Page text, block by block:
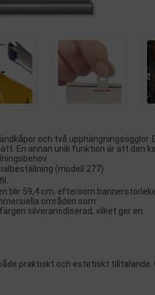
och två upphängningsögglor.
En annan unik funktion är att den
(modell 277).
blir 59,4 cm, eftersom
områden som
silveranodiserad, vilket ger en
praktiskt och estetiskt tilltalande.